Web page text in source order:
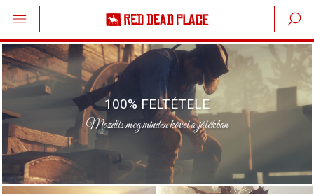
100% FELTÉTELE
Mozdíts meg minden követ a játékban